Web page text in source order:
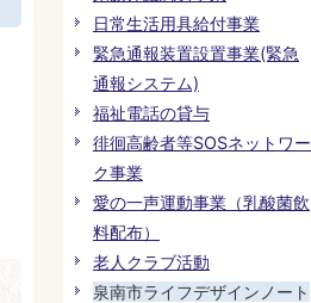
日常生活用具給付事業
緊急通報装置設置事業(緊急
通報システム)
福祉電話の貸与
徘徊高齢者等SOSネットワー
ク事業
愛の一声運動事業（乳酸菌飲
料配布）
老人クラブ活動
泉南市ライフデザインノート